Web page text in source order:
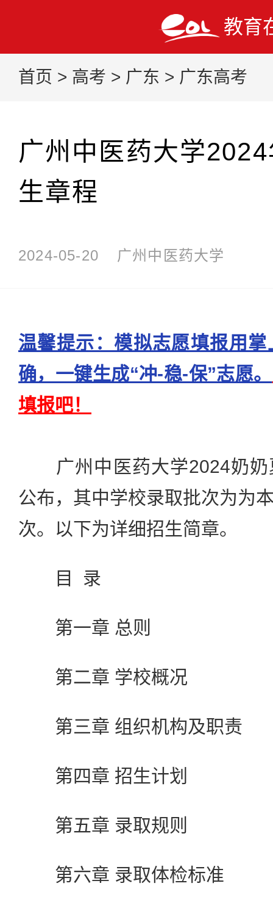
教育
首页 > 高考 > 广东 > 广东高考
广州中医药大学
生章程
2024-05-20 广州中医药大学
温馨提示：模拟志愿填报用
确，一键生成“冲-稳-保”志愿。
填报吧！
广州中医药大学2024奶奶
公布，其中学校录取批次为为
次。以下为详细招生简章。
目 录
第一章 总则
第二章 学校概况
第三章 组织机构及职责
第四章 招生计划
第五章 录取规则
第六章 录取体检标准